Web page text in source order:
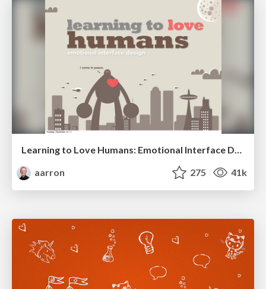
Learning to Love Humans: Emotional Interface Design
aarron
275 41k